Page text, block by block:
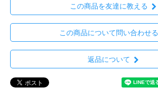
この商品を友達に教える
この商品について問い合わせる
返品について